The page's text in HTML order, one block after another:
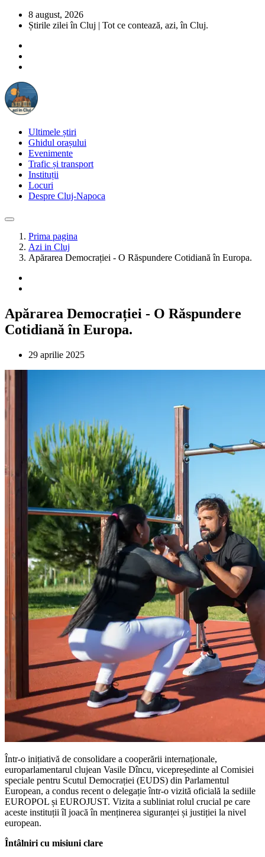
8 august, 2026
Știrile zilei în Cluj | Tot ce contează, azi, în Cluj.
Ultimele știri
Ghidul orașului
Evenimente
Trafic și transport
Instituții
Locuri
Despre Cluj-Napoca
Prima pagina
Azi in Cluj
Apărarea Democrației - O Răspundere Cotidiană în Europa.
Apărarea Democrației - O Răspundere
Cotidiană în Europa.
29 aprilie 2025
Într-o inițiativă de consolidare a cooperării internaționale,
europarlamentarul clujean Vasile Dîncu, vicepreședinte al Comisiei
speciale pentru Scutul Democrației (EUDS) din Parlamentul
European, a condus recent o delegație într-o vizită oficială la sediile
EUROPOL și EUROJUST. Vizita a subliniat rolul crucial pe care
aceste instituții îl joacă în menținerea siguranței și justiției la nivel
european.
Întâlniri cu misiuni clare